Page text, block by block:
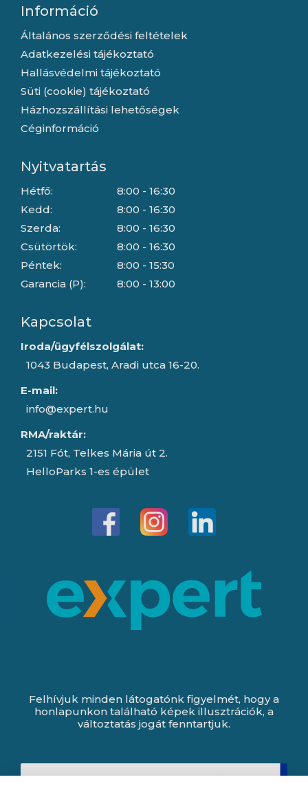
Információ
Általános szerződési feltételek
Adatkezelési tájékoztató
Hallásvédelmi tájékoztató
Süti (cookie) tájékoztató
Házhozszállítási lehetőségek
Céginformáció
Nyitvatartás
Hétfő:
Kedd:
Szerda:
Csütörtök:
Péntek:
Garancia (P):
8:00 - 16:30
8:00 - 16:30
8:00 - 16:30
8:00 - 16:30
8:00 - 15:30
8:00 - 13:00
Kapcsolat
Iroda/ügyfélszolgálat:
1043 Budapest, Aradi utca 16-20.
E-mail:
info@expert.hu
RMA/raktár:
2151 Fót, Telkes Mária út 2.
HelloParks 1-es épület
Felhívjuk minden látogatónk figyelmét, hogy a
honlapunkon található képek illusztrációk, a
változtatás jogát fenntartjuk.